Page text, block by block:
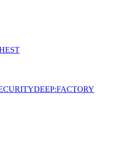
DEEP:FACTORY